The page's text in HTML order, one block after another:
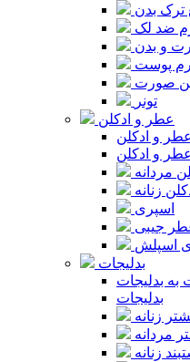
ترک بدن
ضد لک
و بدن
پوست
صورت
تونر
عطر و ادکلن
و ادکلن
عطر و ادکلن
مردانه
زنانه
اسپری
جیبی
اسپلش
بدلیجات
به بدلیجات
بدلیجات
زنانه
مردانه
زنانه